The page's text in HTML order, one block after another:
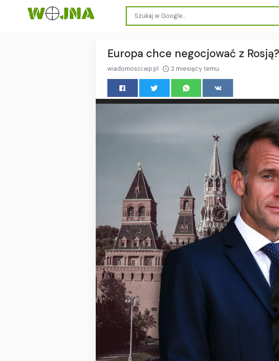
Europa chce negocjować z
wiadomosci.wp.pl 2 miesięcy temu